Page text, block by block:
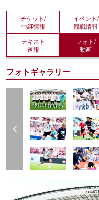
チケット/
中継情報
イベント/
観戦情報
テキスト
速報
フォト/
動画
フォトギャラリー